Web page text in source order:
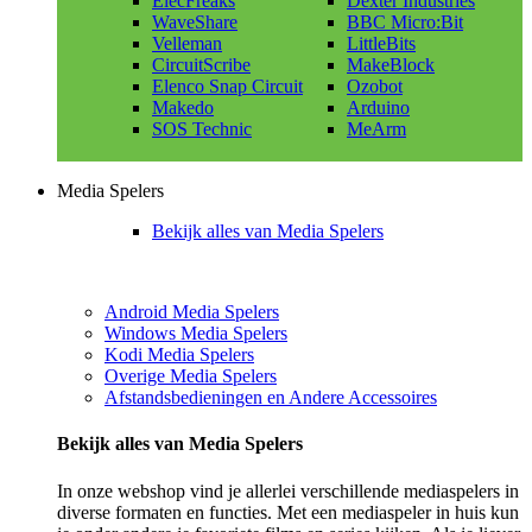
WaveShare
Velleman
CircuitScribe
Elenco Snap Circuit
Makedo
SOS Technic
BBC Micro:Bit
LittleBits
MakeBlock
Ozobot
Arduino
MeArm
Media Spelers
Bekijk alles van Media Spelers
Android Media Spelers
Windows Media Spelers
Kodi Media Spelers
Overige Media Spelers
Afstandsbedieningen en Andere Accessoires
Bekijk alles van Media Spelers
In onze webshop vind je allerlei verschillende mediaspelers in
diverse formaten en functies. Met een mediaspeler in huis kun